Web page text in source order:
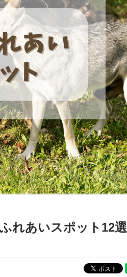
れあいスポット12選